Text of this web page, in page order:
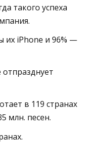
такого успеха
их iPhone и 96% —
в 119 странах
млн. песен.